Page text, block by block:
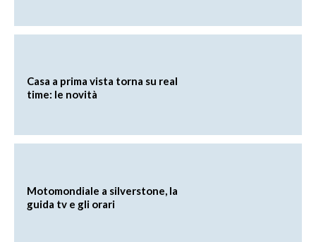
Casa a prima vista torna su real
time: le novità
Motomondiale a silverstone, la
guida tv e gli orari